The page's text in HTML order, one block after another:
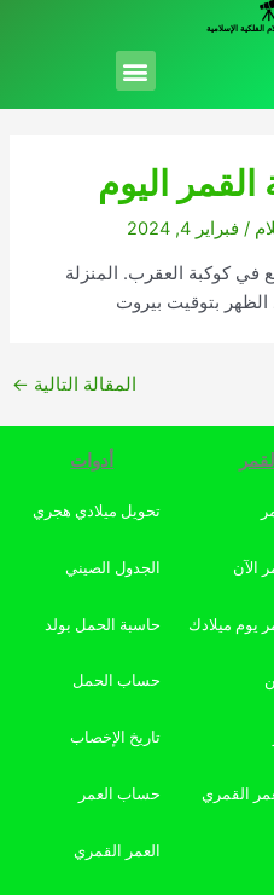
الإسلامية
Menu
/ فبراير 4, 2024
في كوكبة العقرب. المنزلة
المقالة التالية ←
القمر
الآن
يوم ميلادك
القمري
أدوات
تحويل ميلادي هجري
الجدول الصيني
حاسبة الحمل بولد
حساب الحمل
تاريخ الإخصاب
حساب العمر
العمر القمري